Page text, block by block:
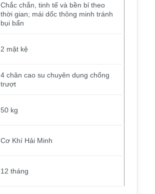
Chắc chắn, tinh tế và bền bỉ theo
thời gian; mái dốc thông minh tránh
bụi bẩn
2 mặt kệ
4 chân cao su chuyên dụng chống
trượt
50 kg
Cơ Khí Hải Minh
12 tháng